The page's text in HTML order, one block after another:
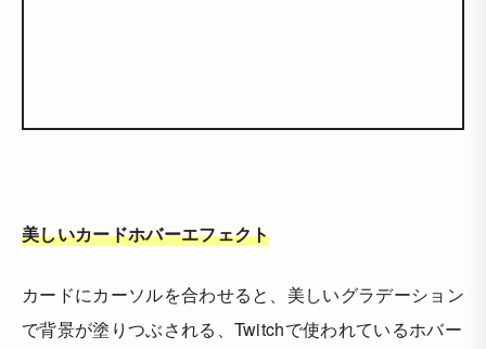
美しいカードホバーエフェクト
カードにカーソルを合わせると、美しいグラデーション
で背景が塗りつぶされる、Twitchで使われているホバー